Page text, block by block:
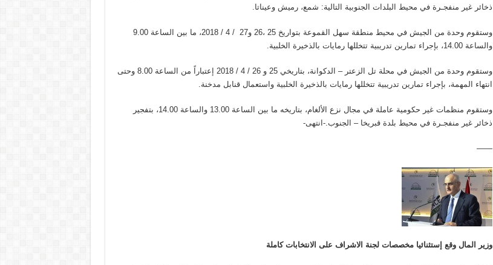
ذخائر غير منفجـرة في محيط البلدات الجنوبية التالية: شمع، رميش وعيناتا.
وستقوم وحدة من الجيش في محيط منطقة سهل القموعة بتواريخ 25 ،26 و27 / 4 / 2018، ما بين الساعة 9.00
والساعة 14.00، بإجراء تمارين تدريبية تتخللها رمايات بالذخيرة الخلبية.
وستقوم وحدة من الجيش في محلة تل الزعتر – الدكوانة، بتاريخي 25 و 26 / 4 / 2018 إعتباراً من الساعة 8.00 وحتى
انتهاء المهمة، بإجراء تمارين تدريبية تتخللها رمايات بالذخيرة الخلبية واستعمال قنابل مدخنة.
وستقوم منظمات غير حكومية عاملة في مجال نزع الألغام، بتاريخه ما بين الساعة 13.00 والساعة 14.00، بتفجير
ذخائر غير منفجـرة في محيط بلدة قبريخا – الجنوب.-انتهى-
——
وزير المال وقع إستثنائيا مخصصات لجنة الاشراف على الانتخابات كاملة